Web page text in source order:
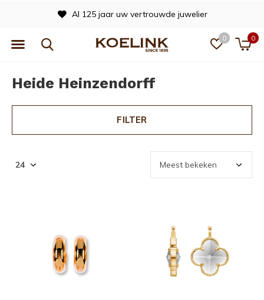
0 0
Al 125 jaar uw vertrouwde juwelier
Heide Heinzendorff
FILTER